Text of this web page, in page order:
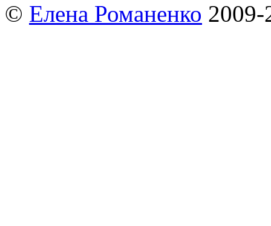
© Елена Романенко 2009-